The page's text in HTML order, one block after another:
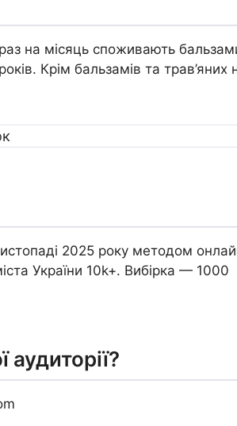
на місяць споживають
Крім бальзамів та трав’яних
2025 року методом
України 10k+. Вибірка — 1000